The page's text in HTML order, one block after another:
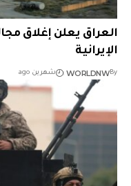
العراق يعلن إغلاق
الإيرانية
By
WORLDNW شهرين ago